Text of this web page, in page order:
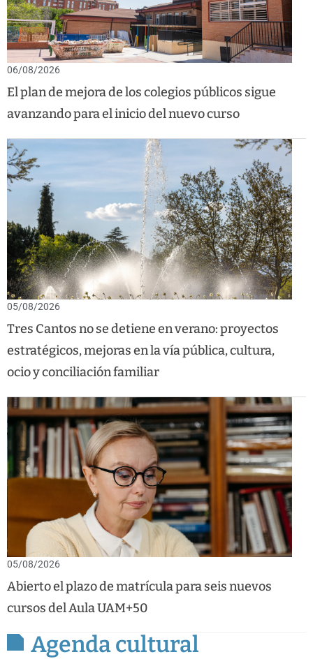
06/08/2026
El plan de mejora de los colegios públicos sigue
avanzando para el inicio del nuevo curso
05/08/2026
Tres Cantos no se detiene en verano: proyectos
estratégicos, mejoras en la vía pública, cultura,
ocio y conciliación familiar
05/08/2026
Abierto el plazo de matrícula para seis nuevos
cursos del Aula UAM+50
Agenda cultural